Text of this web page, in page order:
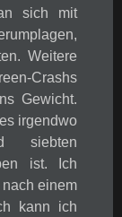
sich mit
Weitere
Crashs
Gewicht.
irgendwo
siebten
ist. Ich
einem
kann ich